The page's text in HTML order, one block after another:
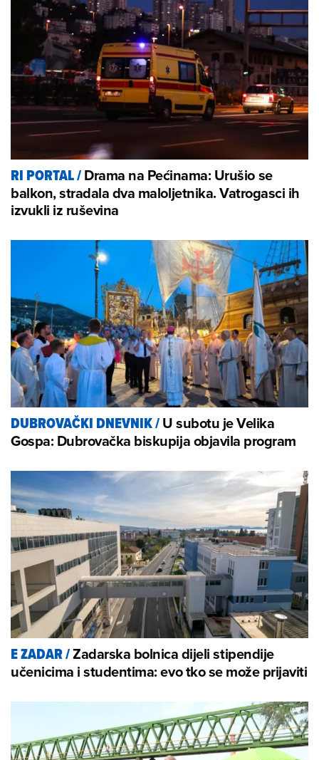
RI PORTAL/Drama na Pećinama: Urušio se
balkon, stradala dva maloljetnika. Vatrogasci ih
izvukli iz ruševina
DUBROVAČKI DNEVNIK/U subotu je Velika
Gospa: Dubrovačka biskupija objavila program
E ZADAR/Zadarska bolnica dijeli stipendije
učenicima i studentima: evo tko se može prijaviti